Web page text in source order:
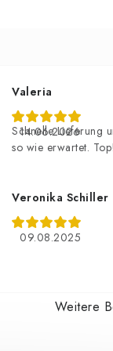
Valeria
14.06.2026
Schnelle Lieferung
so wie erwartet. Top!
Veronika Schiller
09.08.2025
Weitere